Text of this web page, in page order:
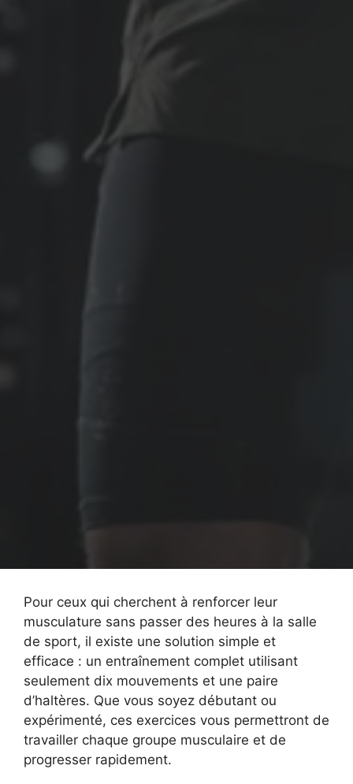
Pour ceux qui cherchent à renforcer leur
musculature sans passer des heures à la salle
de sport, il existe une solution simple et
efficace : un entraînement complet utilisant
seulement dix mouvements et une paire
d’haltères. Que vous soyez débutant ou
expérimenté, ces exercices vous permettront de
travailler chaque groupe musculaire et de
progresser rapidement.